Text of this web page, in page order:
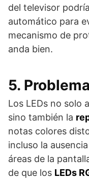
del televisor
automático para
mecanismo de
anda bien.
5.
Los LEDs no solo
sino también la
notas colores
incluso la
áreas de la
de que los LEDs